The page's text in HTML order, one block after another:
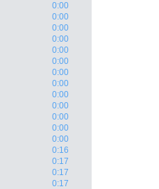
0:00
0:00
0:00
0:00
0:00
0:00
0:00
0:00
0:00
0:00
0:00
0:00
0:00
0:16
0:17
0:17
0:17